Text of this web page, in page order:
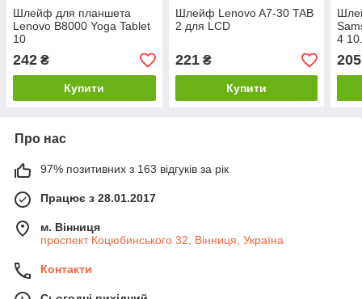
Шлейф для планшета
Lenovo B8000 Yoga Tablet
10
242 ₴
Купити
Шлейф Lenovo A7-30 TAB
2 для LCD
221₴
Купити
4
205
Про нас
97% позитивних з 163 відгуків за рік
Працює з 28.01.2017
м. Вінниця
проспект Коцюбинського 32, Вінниця, Україна
Контакти